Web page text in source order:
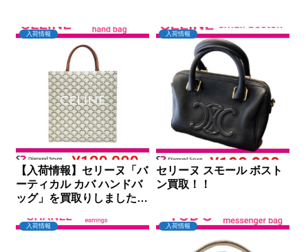
入荷情報
【入荷情報】セリーヌ「バ
ーティカル カバ ハンドバ
ッグ」を買取りしました｜
入荷情報
セリーヌ スモール ボスト
ン買取！！
入荷情報 入荷情報